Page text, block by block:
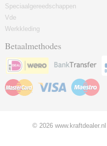
Speciaalgereedschappen
Vde
Werkkleding
Betaalmethodes
© 2026